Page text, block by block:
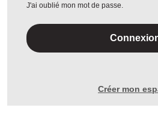
J'ai oublié mon mot de passe.
Créer mon